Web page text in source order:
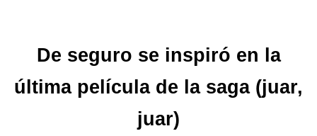
De seguro se inspiró en la
última película de la saga (juar,
juar)